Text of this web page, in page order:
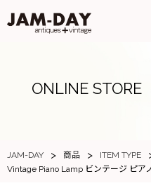
ONLINE STORE
JAM-DAY > 商品 > ITEM TYPE
Vintage Piano Lamp ビンテージ ピア